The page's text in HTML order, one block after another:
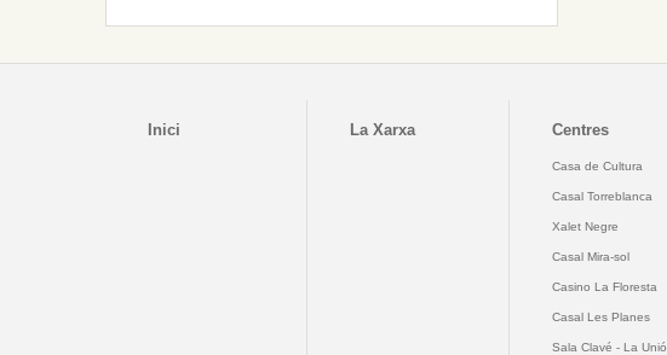
Inici La Xarxa Centres
Casa de Cultura
Casal Torreblanca
Xalet Negre
Casal Mira-sol
Casino La Floresta
Casal Les Planes
Sala Clavé - La Unió